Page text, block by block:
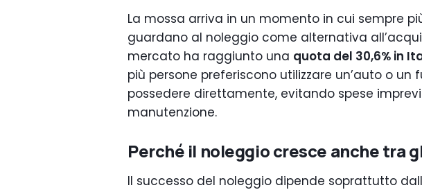
La mossa arriva in un momento in cui sempre
guardano al noleggio come alternativa
mercato ha raggiunto una quota del 30,6% in
più persone preferiscono utilizzare un’auto o un
possedere direttamente, evitando spese
manutenzione.
Perché il noleggio cresce anche tra
Il successo del noleggio dipende soprattutto